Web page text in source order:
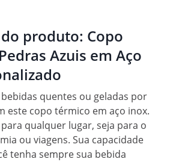
produto: Copo
Azuis em Aço
quentes ou geladas por
este copo térmico em aço inox.
qualquer lugar, seja para o
ou viagens. Sua capacidade
tenha sempre sua bebida